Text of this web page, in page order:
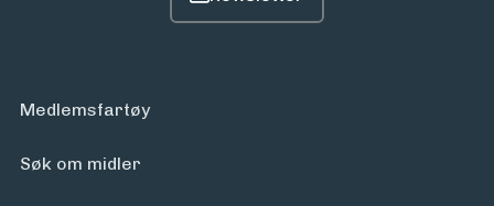
Medlemsfartøy
Søk om midler